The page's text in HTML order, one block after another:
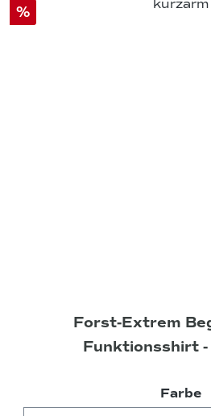
%
Forst-Extrem
Funktionsshirt
Farbe